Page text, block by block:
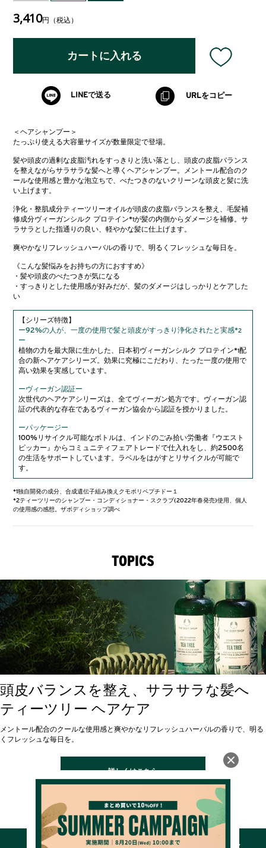
3,410円（税込）
カートに入れる
LINEで送る URLをコピー
＜ヘアシャンプー＞
たっぷり使える大容量サイズが数量限定で登場。
髪や頭皮の過剰な皮脂汚れをすっきりと洗い落とし、頭皮の皮脂バランス
を整えながらサラサラな髪へと導くヘアシャンプー。メントール配合のク
ールな使用感と豊かな泡立ちで、べたつきのないクリーンな頭皮と髪に洗
い上げます。
浄化・整肌成分ティーツリーオイルが頭皮の皮脂バランスを整え、毛髪補
修成分ヴィーガンシルク プロテイン*1が髪の内側からダメージを補修。サ
ラサラとした指通りの良い、軽やかな髪に仕上げます。
爽やかなリフレッシュハーバルの香りで、明るくフレッシュな毎日を。
《こんな髪悩みをお持ちの方におすすめ》
・髪や頭皮のべたつきが気になる
・すっきりとした使用感が好みだが、髪のダメージはしっかりとケアした
い
【シリーズ特徴】
ー92%の人が、一度の使用で髪と頭皮がすっきり浄化されたと実感*2
ー
植物の力を最大限に生かした、日本初ヴィーガンシルク プロテイン*1配
合の新ヘアケアシリーズ。効果に究極にこだわり、たった一度の使用で
高い効果を実感しています。
ーヴィーガン認証ー
次世代のヘアケアシリーズは、全てヴィーガン処方です。ヴィーガン認
証の代表的な存在であるヴィーガン協会から認証を授かりました。
ーパッケージー
100%リサイクル可能なボトルは、インドのごみ拾い労働者『ウエスト
ピッカー』からコミュニティフェアトレードで仕入れをし、約2500名
の生活をサポートしています。ラベルをはがすとリサイクルが可能で
す。
*1独自開発の成分、合成遺伝子組み換えクモポリペプチドー１
*2ティーツリーのシャンプー・コンディショナー・スクラブ(2022年春発売)使用、個人
の使用感の感想。ザボディショップ調べ
TOPICS
頭皮バランスを整え、サラサラな髪へ
ティーツリー ヘアケア
メントール配合のクールな使用感と爽やかなリフレッシュハーバルの香りで、明る
くフレッシュな毎日を。
詳しくはこちら